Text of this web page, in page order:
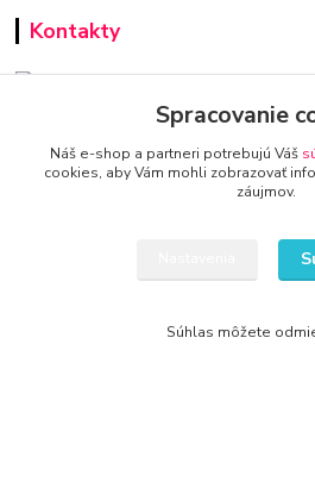
Kontakty
+421 940 949 000
Spracovanie
Náš e-shop a partneri potrebujú Váš
cookies, aby Vám mohli zobrazovať
záujmov.
Súhlas môžete